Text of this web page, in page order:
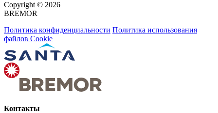
Copyright © 2026
BREMOR
Политика конфиденциальности Политика использования
файлов Cookie
Контакты